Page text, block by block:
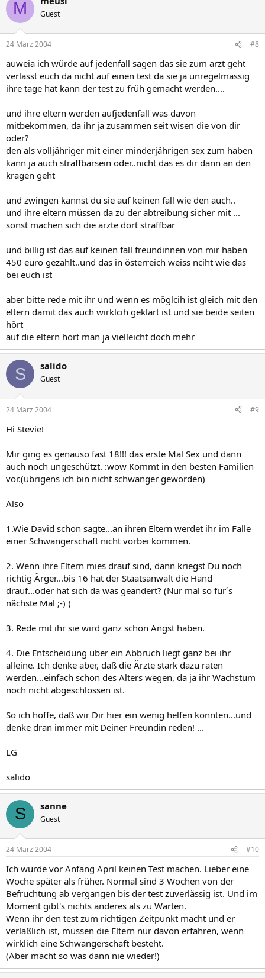
M Guest
24 März 2004 #8
auweia ich würde auf jedenfall sagen das sie zum arzt geht
verlasst euch da nicht auf einen test da sie ja unregelmässig
ihre tage hat kann der test zu früh gemacht werden....
und ihre eltern werden aufjedenfall was davon
mitbekommen, da ihr ja zusammen seit wisen die von dir
oder?
den als volljähriger mit einer minderjährigen sex zum haben
kann ja auch straffbarsein oder..nicht das es dir dann an den
kragen geht
und zwingen kannst du sie auf keinen fall wie den auch..
und ihre eltern müssen da zu der abtreibung sicher mit ...
sonst machen sich die ärzte dort straffbar
und billig ist das auf keinen fall freundinnen von mir haben
450 euro gezahlt..und das in österreich weiss nciht wie das
bei euch ist
aber bitte rede mit ihr und wenn es möglcih ist gleich mit den
eltern damit das auch wirklcih geklärt ist und sie beide seiten
hört
auf die eltern hört man ja vielleicht doch mehr
S salido
Guest
24 März 2004 #9
Hi Stevie!
Mir ging es genauso fast 18!!! das erste Mal Sex und dann
auch noch ungeschützt. :wow Kommt in den besten Familien
vor.(übrigens ich bin nicht schwanger geworden)
Also
1.Wie David schon sagte...an ihren Eltern werdet ihr im Falle
einer Schwangerschaft nicht vorbei kommen.
2. Wenn ihre Eltern mies drauf sind, dann kriegst Du noch
richtig Ärger...bis 16 hat der Staatsanwalt die Hand
drauf...oder hat sich da was geändert? (Nur mal so für´s
nächste Mal ;-) )
3. Rede mit ihr sie wird ganz schön Angst haben.
4. Die Entscheidung über ein Abbruch liegt ganz bei ihr
alleine. Ich denke aber, daß die Ärzte stark dazu raten
werden...einfach schon des Alters wegen, da ja ihr Wachstum
noch nicht abgeschlossen ist.
So ich hoffe, daß wir Dir hier ein wenig helfen konnten...und
denke dran immer mit Deiner Freundin reden! ...
LG
salido
S sanne
Guest
24 März 2004 #10
Ich würde vor Anfang April keinen Test machen. Lieber eine
Woche später als früher. Normal sind 3 Wochen von der
Befruchtung ab vergangen bis der test zuverlässig ist. Und im
Moment gibt's nichts anderes als zu Warten.
Wenn ihr den test zum richtigen Zeitpunkt macht und er
verläßlich ist, müssen die Eltern nur davon erfahren, wenn
wirklich eine Schwangerschaft besteht.
(Aber macht so was dann nie wieder!)